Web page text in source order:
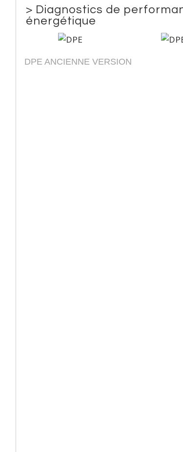
> Diagnostics de
énergétique
DPE ANCIENNE VERSION